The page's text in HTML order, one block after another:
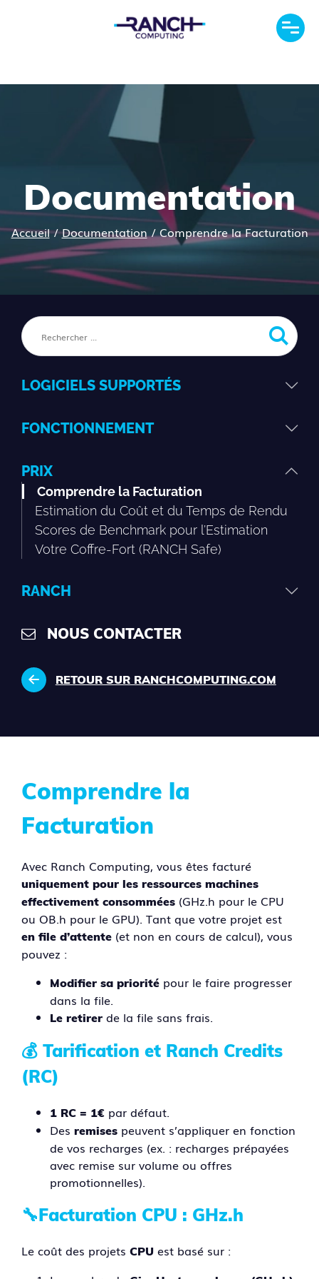
Documentation
Accueil/Documentation/Comprendre la Facturation
LOGICIELS SUPPORTÉS
FONCTIONNEMENT
PRIX
Comprendre la Facturation
Estimation du Coût et du Temps de Rendu
Scores de Benchmark pour l’Estimation
Votre Coffre-Fort (RANCH Safe)
RANCH
NOUS CONTACTER
RETOUR SUR RANCHCOMPUTING.COM
Comprendre la
Facturation
Avec Ranch Computing, vous êtes facturé
uniquement pour les ressources machines
effectivement consommées (GHz.h pour le CPU
ou OB.h pour le GPU). Tant que votre projet est
en file d’attente (et non en cours de calcul), vous
pouvez :
Modifier sa priorité pour le faire progresser
dans la file.
Le retirer de la file sans frais.
💰 Tarification et Ranch Credits
(RC)
1 RC = 1€ par défaut.
Des remises peuvent s’appliquer en fonction
de vos recharges (ex. : recharges prépayées
avec remise sur volume ou offres
promotionnelles).
🔧Facturation CPU : GHz.h
Le coût des projets CPU est basé sur :